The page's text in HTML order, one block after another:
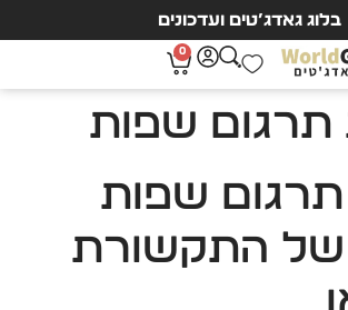
בלוג גאדג’טים ועדכונים
0
תרגום שפות
תרגום שפות
של התקשורת